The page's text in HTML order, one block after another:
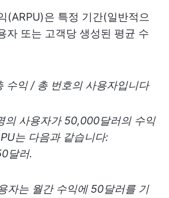
(ARPU)은 특정 기간(일반적으
자 또는 고객당 생성된 평균 수
수익 / 총 번호의 사용자입니다
의 사용자가 50,000달러의 수익
는 다음과 같습니다:
달러.
자는 월간 수익에 50달러를 기